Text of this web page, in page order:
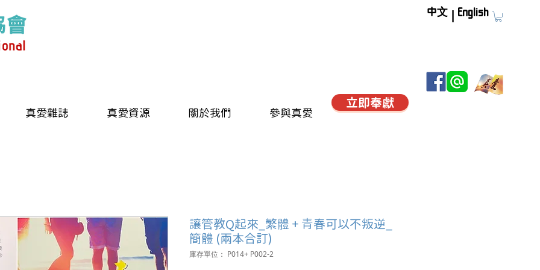
English
中文
真愛雜誌 真愛資源 關於我們 參與真愛
立即奉獻
讓管教Q起來_繁體 + 青春可以不叛逆_
簡體 (兩本合訂)
庫存單位： P014+ P002-2